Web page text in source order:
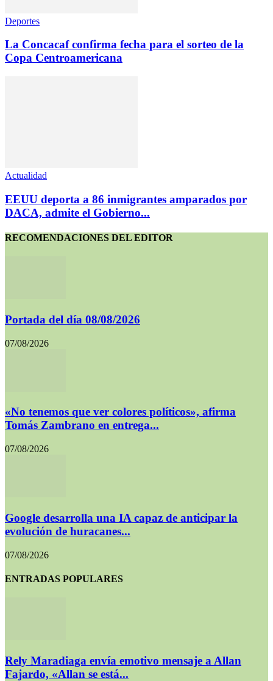
Deportes
La Concacaf confirma fecha para el sorteo de la
Copa Centroamericana
Actualidad
EEUU deporta a 86 inmigrantes amparados por
DACA, admite el Gobierno...
RECOMENDACIONES DEL EDITOR
Portada del día 08/08/2026
07/08/2026
«No tenemos que ver colores políticos», afirma
Tomás Zambrano en entrega...
07/08/2026
Google desarrolla una IA capaz de anticipar la
evolución de huracanes...
07/08/2026
ENTRADAS POPULARES
Rely Maradiaga envía emotivo mensaje a Allan
Fajardo, «Allan se está...